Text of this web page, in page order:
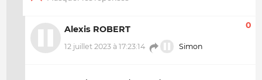
Alexis ROBERT
12 juillet 2023 à 17:23:14 Simon
0